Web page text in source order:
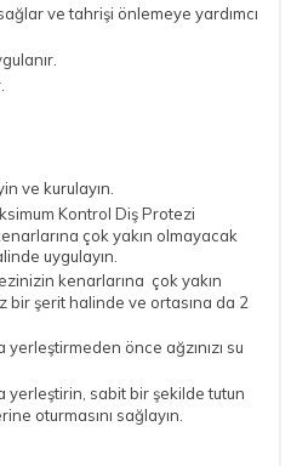
ve tahrişi önlemeye yardımcı
ve kurulayın.
Kontrol Diş Protezi
çok yakın olmayacak
uygulayın.
kenarlarına çok yakın
bir şerit halinde ve ortasına da 2
yerleştirmeden önce ağzınızı su
yerleştirin, sabit bir şekilde tutun
oturmasını sağlayın.